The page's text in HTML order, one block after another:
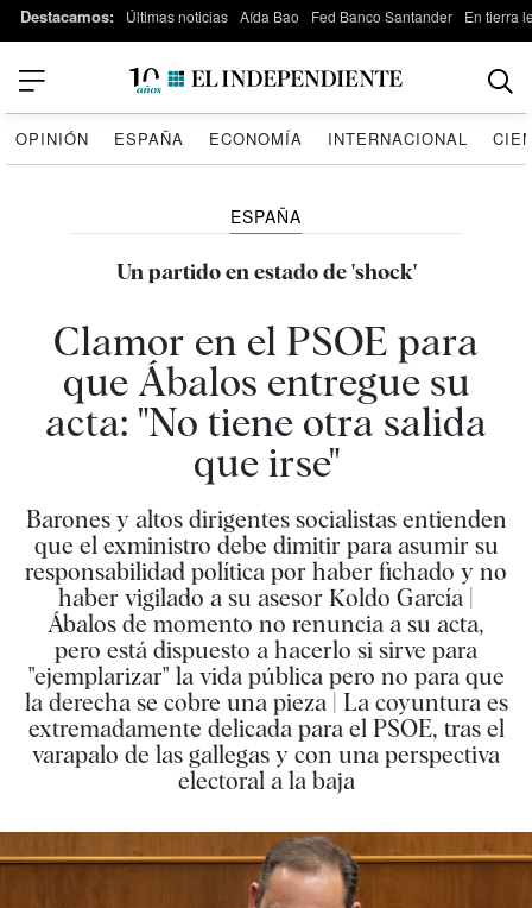
Destacamos: Últimas noticias Aída Bao Fed Banco Santander En tierra
OPINIÓN ESPAÑA ECONOMÍA INTERNACIONAL
ESPAÑA
Un partido en estado de 'shock'
Clamor en el PSOE para
que Ábalos entregue su
acta: "No tiene otra salida
que irse"
Barones y altos dirigentes socialistas entienden
que el exministro debe dimitir para asumir su
responsabilidad política por haber fichado y no
haber vigilado a su asesor Koldo García |
Ábalos de momento no renuncia a su acta,
pero está dispuesto a hacerlo si sirve para
"ejemplarizar" la vida pública pero no para que
la derecha se cobre una pieza | La coyuntura es
extremadamente delicada para el PSOE, tras el
varapalo de las gallegas y con una perspectiva
electoral a la baja